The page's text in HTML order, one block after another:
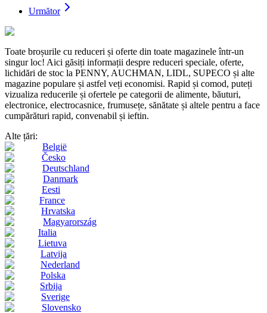
Următor
Toate broșurile cu reduceri și oferte din toate magazinele într-un
singur loc! Aici găsiți informații despre reduceri speciale, oferte,
lichidări de stoc la PENNY, AUCHMAN, LIDL, SUPECO și alte
magazine populare și astfel veți economisi. Rapid și comod, puteți
vizualiza reducerile și ofertele pe categorii de alimente, băuturi,
electronice, electrocasnice, frumusețe, sănătate și altele pentru a face
cumpărături rapid, convenabil și ieftin.
Alte țări:
België
Česko
Deutschland
Danmark
Eesti
France
Hrvatska
Magyarország
Italia
Lietuva
Latvija
Nederland
Polska
Srbija
Sverige
Slovensko